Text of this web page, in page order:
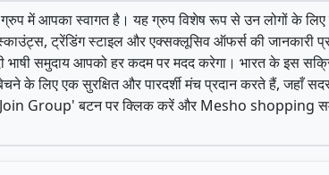
स्वागत है। यह ग्रुप विशेष रूप से उन लोगों के लिए
ट्रेंडिंग स्टाइल और एक्सक्लूसिव ऑफर्स की जानकारी
भाषी समुदाय आपको हर कदम पर मदद करेगा। भारत के इस
एक सुरक्षित और पारदर्शी मंच प्रदान करते हैं, जहाँ
Group' बटन पर क्लिक करें और Mesho shopping